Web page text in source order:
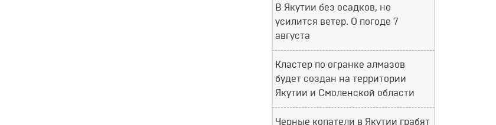
В Якутии без осадков, но
усилится ветер. О погоде 7
августа
Кластер по огранке алмазов
будет создан на территории
Якутии и Смоленской области
Черные копатели в Якутии грабят